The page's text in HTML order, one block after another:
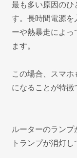
最も多い原因のひ
す。長時間電源を
ーや熱暴走によっ
ます。
この場合、スマ
になることが特徴
ルーターのランプ
トランプが消灯